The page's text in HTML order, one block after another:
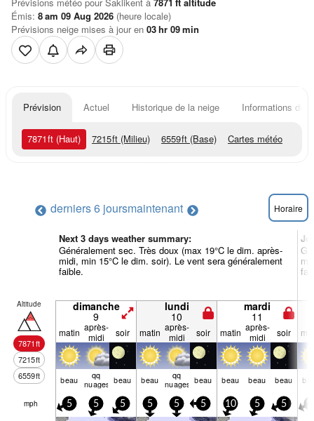
Émis: 8 am 09 Aug 2026 (heure locale)
Prévisions neige mises à jour en 03hr 09min
Prévision Actuel Historique de la neige Informations du
7871ft (Haut) 7215ft (Milieu) 6559ft (Base) Cartes météo
derniers 6 joursmaintenant Horaire
Next 3 days weather summary:
Généralement sec. Très doux (max 19°C le dim. après-
midi, min 15°C le dim. soir). Le vent sera généralement
faible.
Altitude
7871ft
7215ft
6559ft
dimanche
9
lundi
10
mardi
11
matin après-
midi
soir matin après-
midi
soir matin après-
midi
soir
beau qq
nuages beau beau qq
nuages beau beau beau beau
mph 5 5 5 5 5 5 10 5 5